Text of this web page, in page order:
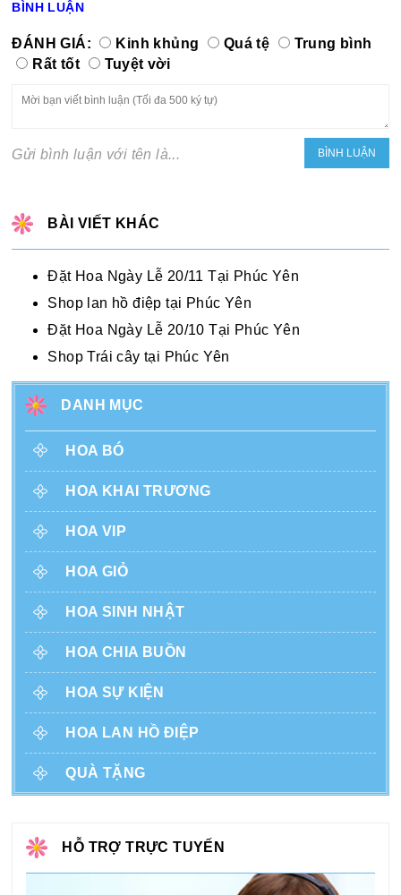
BÌNH LUẬN
ĐÁNH GIÁ: Kinh khủng Quá tệ
Trung bình
Rất tốt
Tuyệt vời
Gửi bình luận với tên là...
BÀI VIẾT KHÁC
Đặt Hoa Ngày Lễ 20/11 Tại Phúc Yên
Shop lan hồ điệp tại Phúc Yên
Đặt Hoa Ngày Lễ 20/10 Tại Phúc Yên
Shop Trái cây tại Phúc Yên
DANH MỤC
HOA BÓ
HOA KHAI TRƯƠNG
HOA VIP
HOA GIỎ
HOA SINH NHẬT
HOA CHIA BUỒN
HOA SỰ KIỆN
HOA LAN HỒ ĐIỆP
QUÀ TẶNG
HỖ TRỢ TRỰC TUYẾN